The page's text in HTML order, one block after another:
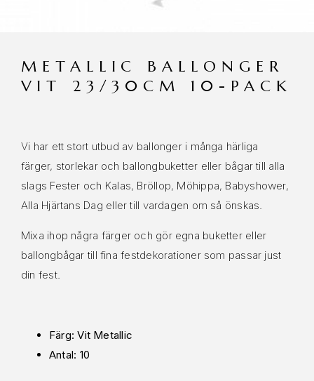
METALLIC BALLONGER
VIT 23/30CM 10-PACK
Vi har ett stort utbud av ballonger i många härliga
färger, storlekar och ballongbuketter eller bågar till alla
slags Fester och Kalas, Bröllop, Möhippa, Babyshower,
Alla Hjärtans Dag eller till vardagen om så önskas.
Mixa ihop några färger och gör egna buketter eller
ballongbågar till fina festdekorationer som passar just
din fest.
Färg: Vit Metallic
Antal: 10